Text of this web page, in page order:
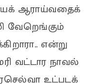
ஆராய்வதைக்
வேறெங்கும்
என்று
வட்டார நாவல்
உட்படக்